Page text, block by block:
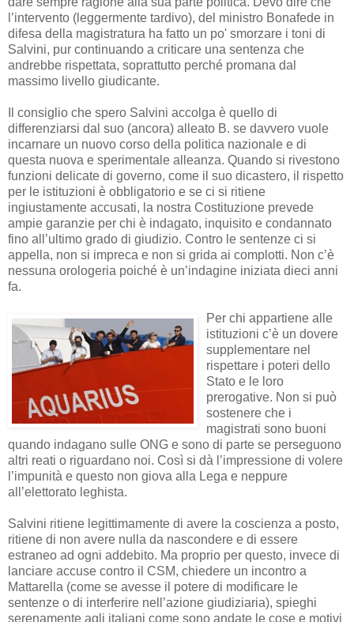
l’intervento (leggermente tardivo), del ministro Bonafede in
difesa della magistratura ha fatto un po' smorzare i toni di
Salvini, pur continuando a criticare una sentenza che
andrebbe rispettata, soprattutto perché promana dal
massimo livello giudicante.
Il consiglio che spero Salvini accolga è quello di
differenziarsi dal suo (ancora) alleato B. se davvero vuole
incarnare un nuovo corso della politica nazionale e di
questa nuova e sperimentale alleanza. Quando si rivestono
funzioni delicate di governo, come il suo dicastero, il rispetto
per le istituzioni è obbligatorio e se ci si ritiene
ingiustamente accusati, la nostra Costituzione prevede
ampie garanzie per chi è indagato, inquisito e condannato
fino all’ultimo grado di giudizio. Contro le sentenze ci si
appella, non si impreca e non si grida ai complotti. Non c’è
nessuna orologeria poiché è un’indagine iniziata dieci anni
fa.
Per chi appartiene alle
istituzioni c’è un dovere
supplementare nel
rispettare i poteri dello
Stato e le loro
prerogative. Non si può
sostenere che i
magistrati sono buoni
quando indagano sulle ONG e sono di parte se perseguono
altri reati o riguardano noi. Così si dà l’impressione di volere
l’impunità e questo non giova alla Lega e neppure
all’elettorato leghista.
Salvini ritiene legittimamente di avere la coscienza a posto,
ritiene di non avere nulla da nascondere e di essere
estraneo ad ogni addebito. Ma proprio per questo, invece di
lanciare accuse contro il CSM, chiedere un incontro a
Mattarella (come se avesse il potere di modificare le
sentenze o di interferire nell’azione giudiziaria), spieghi
serenamente agli italiani come sono andate le cose e motivi